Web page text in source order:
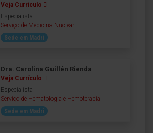
Veja Currículo
Especialista
Serviço de Medicina Nuclear
Sede em Madri
Dra. Carolina Guillén Rienda
Veja Currículo
Especialista
Serviço de Hematologia e Hemoterapia
Sede em Madri